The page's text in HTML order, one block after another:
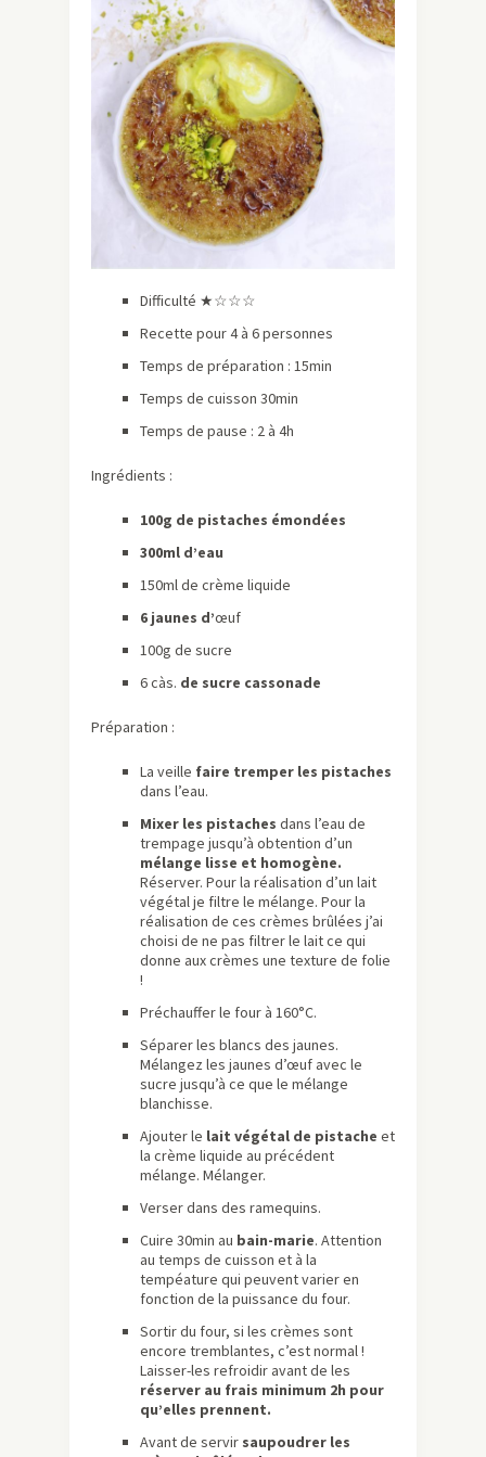
Difficulté ★☆☆☆
Recette pour 4 à 6 personnes
Temps de préparation : 15min
Temps de cuisson 30min
Temps de pause : 2 à 4h
Ingrédients :
100g de pistaches émondées
300ml d’eau
150ml de crème liquide
6 jaunes d’œuf
100g de sucre
6 càs. de sucre cassonade
Préparation :
La veille faire tremper les pistaches
dans l’eau.
Mixer les pistaches dans l’eau de
trempage jusqu’à obtention d’un
mélange lisse et homogène.
Réserver. Pour la réalisation d’un lait
végétal je filtre le mélange. Pour la
réalisation de ces crèmes brûlées j’ai
choisi de ne pas filtrer le lait ce qui
donne aux crèmes une texture de folie
!
Préchauffer le four à 160°C.
Séparer les blancs des jaunes.
Mélangez les jaunes d’œuf avec le
sucre jusqu’à ce que le mélange
blanchisse.
Ajouter le lait végétal de pistache et
la crème liquide au précédent
mélange. Mélanger.
Verser dans des ramequins.
Cuire 30min au bain-marie. Attention
au temps de cuisson et à la
tempéature qui peuvent varier en
fonction de la puissance du four.
Sortir du four, si les crèmes sont
encore tremblantes, c’est normal !
Laisser-les refroidir avant de les
réserver au frais minimum 2h pour
qu’elles prennent.
Avant de servir saupoudrer les